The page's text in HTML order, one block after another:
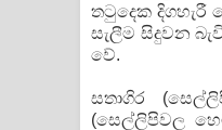
තටුදෙක දිගහැරී
සැලීම සිදුවන
වේ.
සතාගිර
(සෙල්ලිපිවල